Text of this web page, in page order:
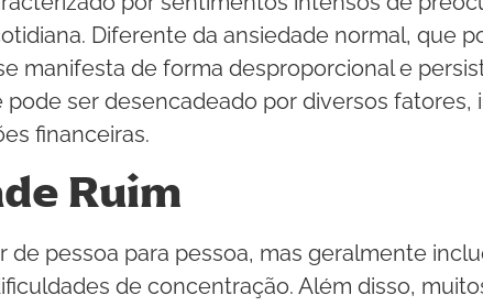
Diferente da ansiedade normal, que
manifesta de forma desproporcional e
ser desencadeado por diversos
financeiras.
Ruim
de pessoa para pessoa, mas geralmente
de concentração. Além disso,